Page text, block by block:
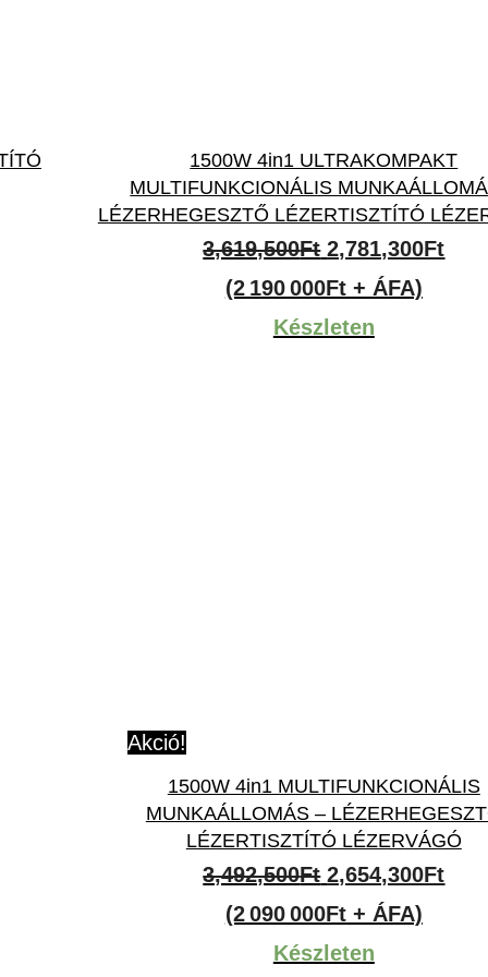
1500W 4in1 ULTRAKOMPAKT
MULTIFUNKCIONÁLIS
LÉZERHEGESZTŐ LÉZERTISZTÍTÓ
3,619,500Ft Original
price
was:
2,781,300Ft
(2 190 000Ft + ÁFA)
Készleten
Akció!
1500W 4in1 MULTIFUNKCIONÁLIS
MUNKAÁLLOMÁS –
LÉZERTISZTÍTÓ LÉZERVÁGÓ
3,492,500Ft Original
price
was:
2,654,300Ft
(2 090 000Ft + ÁFA)
Készleten